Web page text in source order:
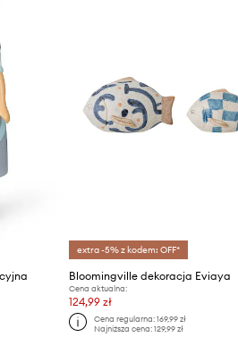
extra -5% z kodem: OFF*
Bloomingville dekoracja Eviaya
Cena aktualna:
124,99 zł
Cena regularna: 169,99 zł
Najniższa cena: 129,99 zł